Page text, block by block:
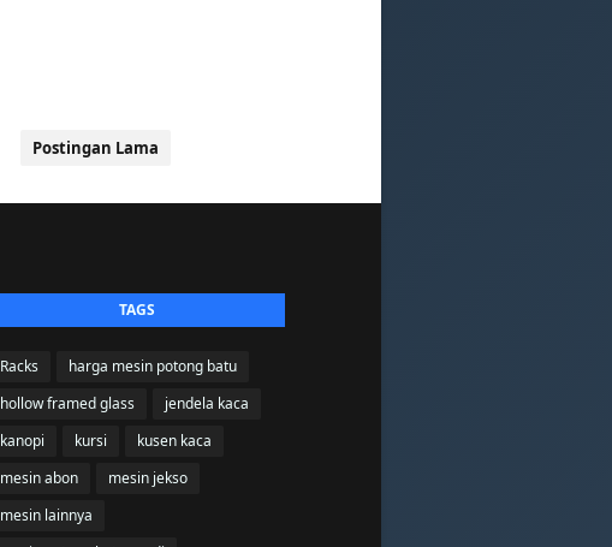
Postingan Lama
TAGS
Racks
harga mesin potong batu
hollow framed glass
jendela kaca
kanopi
kursi
kusen kaca
mesin abon
mesin jekso
mesin lainnya